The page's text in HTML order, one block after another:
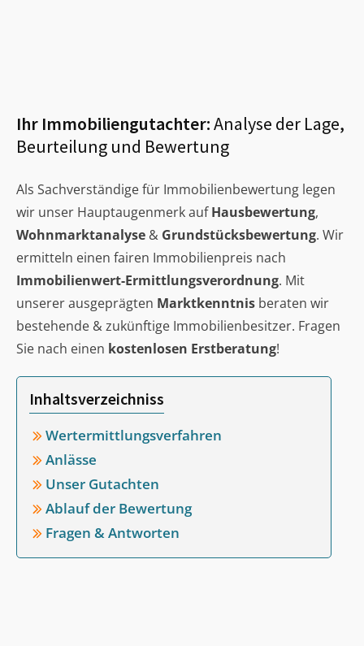
Ihr Immobiliengutachter:Analyse der Lage,
Beurteilung und Bewertung
Als Sachverständige für Immobilienbewertung legen
wir unser Hauptaugenmerk aufHausbewertung,
Wohnmarktanalyse & Grundstücksbewertung. Wir
ermitteln einen fairen Immobilienpreis nach
Immobilienwert-Ermittlungsverordnung. Mit
unserer ausgeprägten Marktkenntnis beraten wir
bestehende & zukünftige Immobilienbesitzer. Fragen
Sie nach einen kostenlosen Erstberatung!
Inhaltsverzeichniss
Wertermittlungsverfahren
Anlässe
Unser Gutachten
Ablauf der Bewertung
Fragen & Antworten